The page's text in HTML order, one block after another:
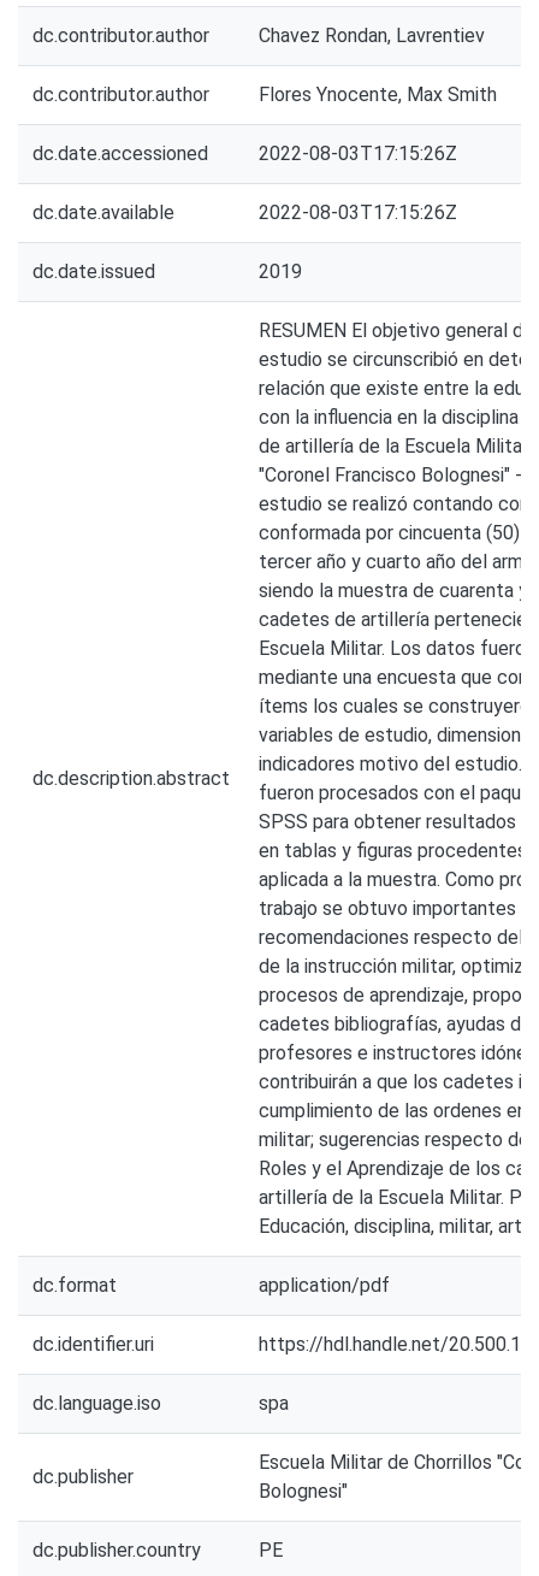
dc.contributor.author Chavez Rondan, Lavrentiev
dc.contributor.author Flores Ynocente, Max Smith
dc.date.accessioned 2022-08-03T17:15:26Z
dc.date.available 2022-08-03T17:15:26Z
dc.date.issued 2019
dc.description.abstract
RESUMEN El objetivo general
estudio se circunscribió en
relación que existe entre la
con la influencia en la disciplina
de artillería de la Escuela Militar
"Coronel Francisco Bolognesi" -
estudio se realizó contando con
conformada por cincuenta (50)
tercer año y cuarto año del
siendo la muestra de cuarenta y
cadetes de artillería
Escuela Militar. Los datos
mediante una encuesta que
ítems los cuales se
variables de estudio,
indicadores motivo del estudio.
fueron procesados con el
SPSS para obtener resultados
en tablas y figuras procedentes
aplicada a la muestra. Como
trabajo se obtuvo importantes
recomendaciones respecto del
de la instrucción militar,
procesos de aprendizaje,
cadetes bibliografías, ayudas de
profesores e instructores
contribuirán a que los cadetes
cumplimiento de las ordenes en
militar; sugerencias respecto
Roles y el Aprendizaje de los
artillería de la Escuela Militar.
Educación, disciplina, militar,
dc.format application/pdf
dc.identifier.uri https://hdl.handle.net/
dc.language.iso spa
dc.publisher
Escuela Militar de Chorrillos
Bolognesi"
dc.publisher.country PE